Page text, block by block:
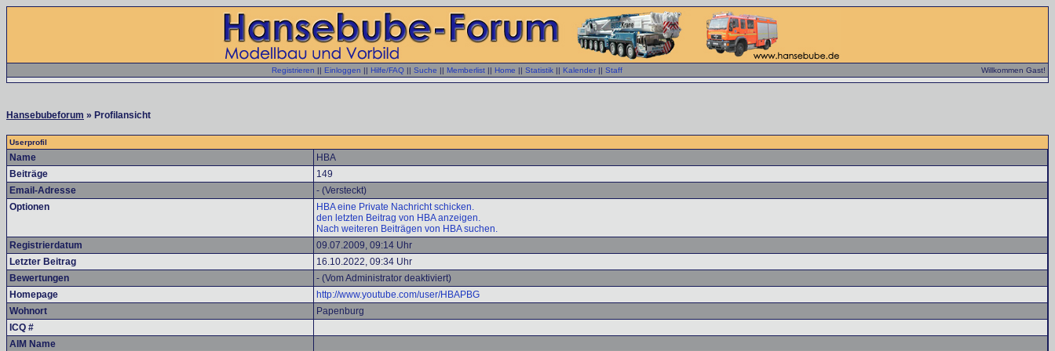
Registrieren || Einloggen || Hilfe/FAQ || Suche || Memberlist || Home || Statistik || Kalender || Staff Willkommen Gast!
Hansebubeforum » Profilansicht
Userprofil
Name
HBA
Beiträge
149
Email-Adresse
- (Versteckt)
Optionen
HBA eine Private Nachricht schicken.
den letzten Beitrag von HBA anzeigen.
Nach weiteren Beiträgen von HBA suchen.
Registrierdatum
09.07.2009, 09:14 Uhr
Letzter Beitrag
16.10.2022, 09:34 Uhr
Bewertungen
- (Vom Administrator deaktiviert)
Homepage
http://www.youtube.com/user/HBAPBG
Wohnort
Papenburg
ICQ #
AIM Name